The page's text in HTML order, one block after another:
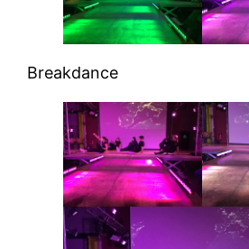
Breakdance